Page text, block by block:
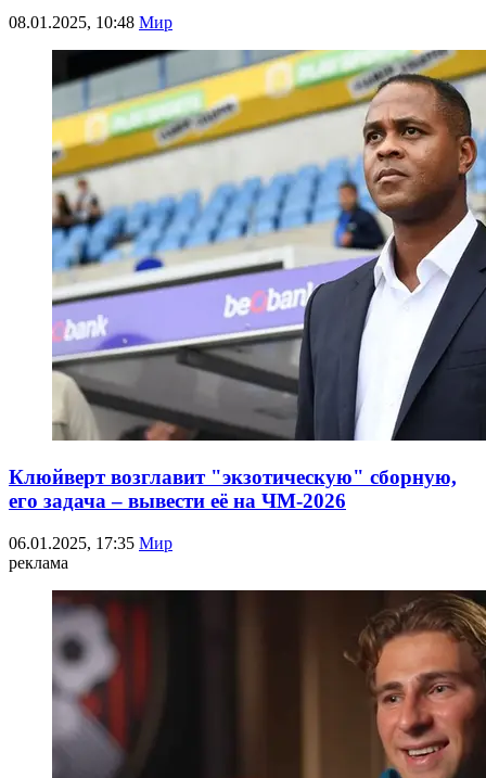
08.01.2025, 10:48 Мир
Клюйверт возглавит "экзотическую" сборную,
его задача – вывести её на ЧМ-2026
06.01.2025, 17:35 Мир
реклама